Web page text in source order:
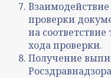
проверки
на
хода проверки.
Получение